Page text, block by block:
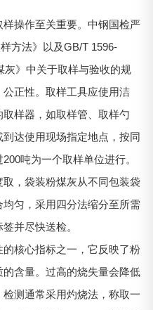
操作至关重要。中钢国检严
方法》以及GB/T 1596-
灰》中关于取样与验收的规
正性。取样工具应使用洁
样器，如取样管、取样勺
达使用现场指定地点，按同
吨为一个取样单位进行。
，袋装粉煤灰从不同包装袋
匀，采用四分法缩分至所需
并尽快送检。
核心指标之一，它反映了粉
含量。过高的烧失量会降低
测通常采用灼烧法，称取一